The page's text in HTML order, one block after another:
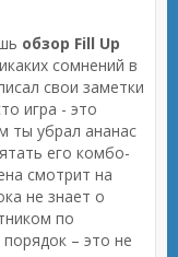
обзор Fill Up
сомнений в
свои заметки
игра - это
ты убрал ананас
его комбо-
смотрит на
не знает о
по
– это не